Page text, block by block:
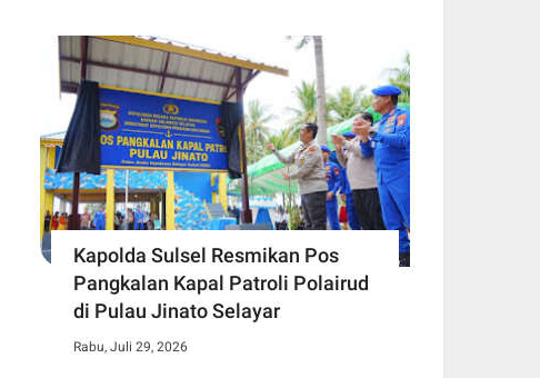
Kapolda Sulsel Resmikan Pos
Pangkalan Kapal Patroli Polairud
di Pulau Jinato Selayar
Rabu, Juli 29, 2026